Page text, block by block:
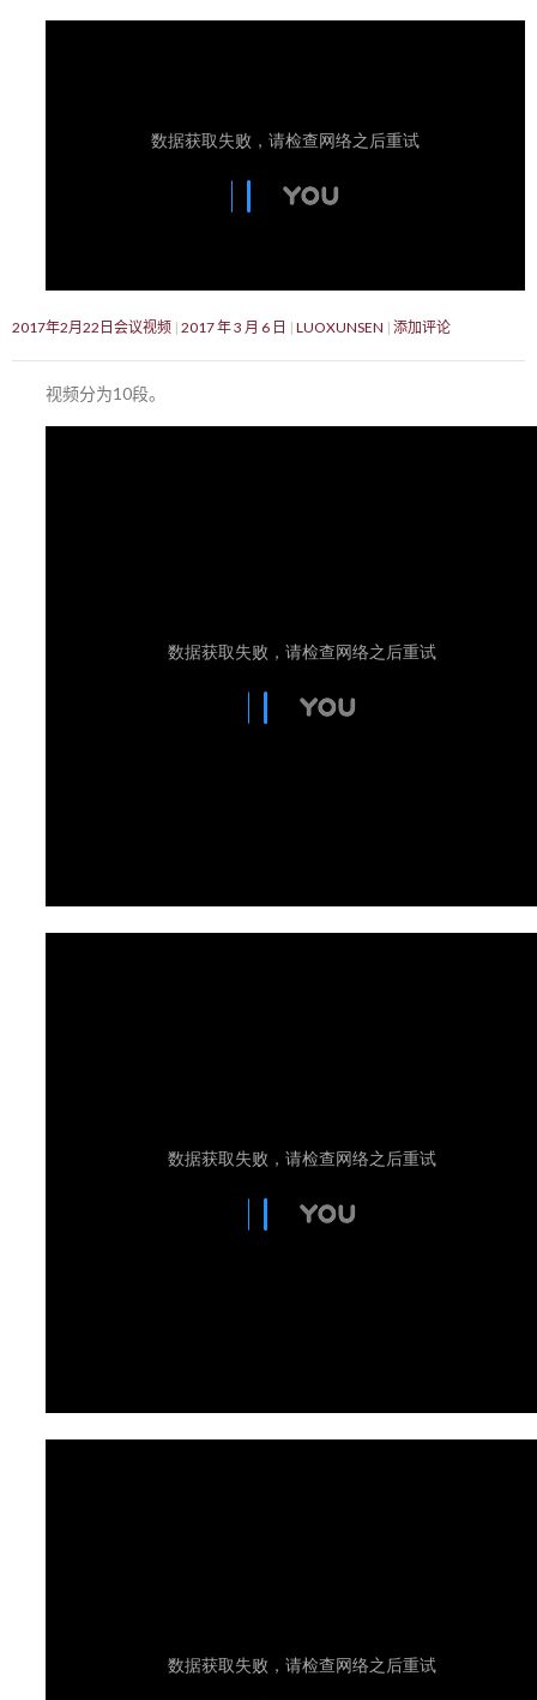
2017年2月22日会议视频 2017 年 3 月 6 日 LUOXUNSEN 添加评论
视频分为10段。